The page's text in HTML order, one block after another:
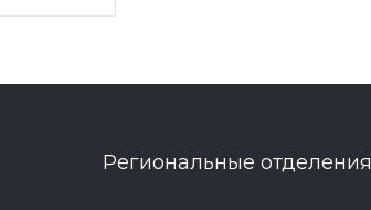
Региональные отделения